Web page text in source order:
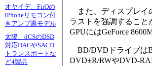
オヤイデ、FiiOの
iPhoneリモコン付
きアンプ黒モデル
太陽、dCSのDSD
対応DACやSACD
トランスポートな
ど4製品
また、ディスプレイ
ラストを強調すること
GPUにはGeForce
BD/DVDドライブは
DVD±R/RWやDVD-